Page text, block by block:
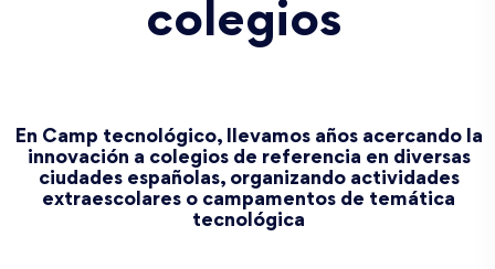
colegios
En Camp tecnológico, llevamos años acercando la
innovación a colegios de referencia en diversas
ciudades españolas, organizando actividades
extraescolares o campamentos de temática
tecnológica